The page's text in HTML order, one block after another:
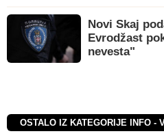
Novi Skaj
Evrodžast
nevesta"
OSTALO IZ KATEGORIJE INFO -